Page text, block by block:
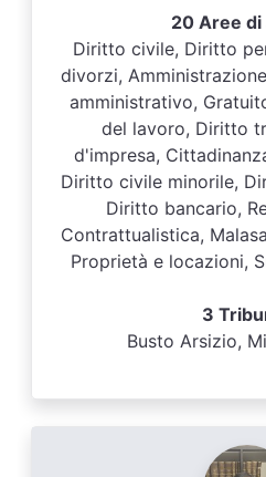
20 Aree
Diritto civile, Diritto
divorzi,
amministrativo,
del lavoro, Diritto
d'impresa,
Diritto civile minorile,
Diritto bancario,
Contrattualistica,
Proprietà e locazioni,
3
Busto Arsizio,